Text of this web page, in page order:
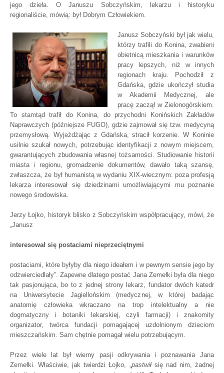
jego dzieła. O Januszu Sobczyńskim, lekarzu i historyku
regionaliście, mówią: był Dobrym Człowiekiem.
Janusz Sobczyński był jak wielu,
którzy trafili do Konina, zwabieni
obietnicą mieszkania i warunków
pracy lepszych, niż w innych
regionach kraju. Pochodził z
Gdańska, gdzie ukończył studia
w Akademii Medycznej, ale
pracę zaczął w Zielonogórskiem.
To stamtąd trafił do Konina, do przychodni Konińskich Zakładów
Naprawczych (późniejsze FUGO), gdzie zajmował się tzw. medycyną
przemysłową. Wyjeżdżając z Gdańska, stracił korzenie. W Koninie
usilnie szukał nowych, potrzebując identyfikacji z nowym miejscem,
gwarantujących zbudowania własnej tożsamości. Studiowanie historii
miasta i regionu, gromadzenie dokumentów, dawało taką szansę,
zwłaszcza, że był humanistą w wydaniu XIX-wiecznym: poza profesją
lekarza interesował się dziedzinami umożliwiającymi mu poznanie
nowego środowiska.
Jerzy Łojko, historyk blisko z Sobczyńskim współpracujący, mówi, że
„Janusz
interesował się postaciami nieprzeciętnymi
postaciami, które byłyby dla niego ideałem i w pewnym sensie jego by
odzwierciedlały”. Zapewne dlatego postać Jana Zemełki była dla niego
tak pasjonująca, bo to z jednej strony lekarz, fundator dwóch katedr
na Uniwersytecie Jagiellońskim (medycznej, w której badając
anatomię człowieka wkraczano na trop intelektualny a nie
dogmatyczny i botaniki lekarskiej, czyli farmacji) i znakomity
organizator, twórca fundacji pomagającej uzdolnionym dzieciom
mieszczańskim. Sam chętnie pomagał wielu potrzebującym.
Przez wiele lat był wierny pasji odkrywania i poznawania Jana
Zemełki. Właściwie, jak twierdzi Łojko, „ pastwił się nad nim, żadnej